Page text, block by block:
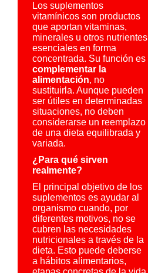
Los suplementos
vitamínicos son productos
que aportan vitaminas,
minerales u otros nutrientes
esenciales en forma
concentrada. Su función es
complementar la
alimentación, no
sustituirla. Aunque pueden
ser útiles en determinadas
situaciones, no deben
considerarse un reemplazo
de una dieta equilibrada y
variada.
¿Para qué sirven
realmente?
El principal objetivo de los
suplementos es ayudar al
organismo cuando, por
diferentes motivos, no se
cubren las necesidades
nutricionales a través de la
dieta. Esto puede deberse
a hábitos alimentarios,